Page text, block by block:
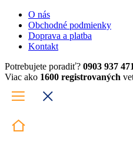
O nás
Obchodné podmienky
Doprava a platba
Kontakt
Potrebujete poradiť? 0903 937 471
Viac ako 1600 registrovaných